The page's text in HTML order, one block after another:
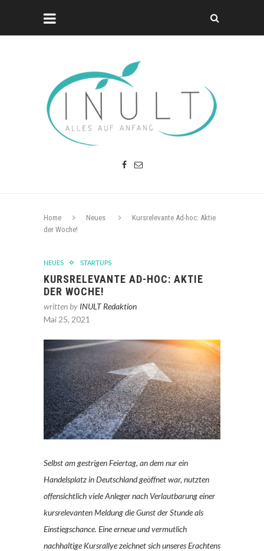
Home Neues
Kursrelevante Ad-hoc: Aktie
der Woche!
NEUES STARTUPS
KURSRELEVANTE AD-HOC: AKTIE
DER WOCHE!
written by INULT Redaktion
Mai 25, 2021
Selbst am gestrigen Feiertag, an dem nur ein
Handelsplatz in Deutschland geöffnet war, nutzten
offensichtlich viele Anleger nach Verlautbarung einer
kursrelevanten Meldung die Gunst der Stunde als
Einstiegschance. Eine erneue und vermutlich
nachhaltige Kursrallye zeichnet sich unseres Erachtens